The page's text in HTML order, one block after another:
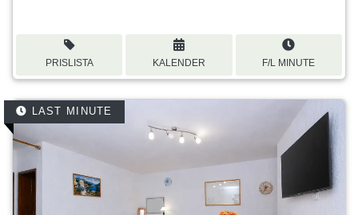
PRISLISTA KALENDER F/L MINUTE
LAST MINUTE